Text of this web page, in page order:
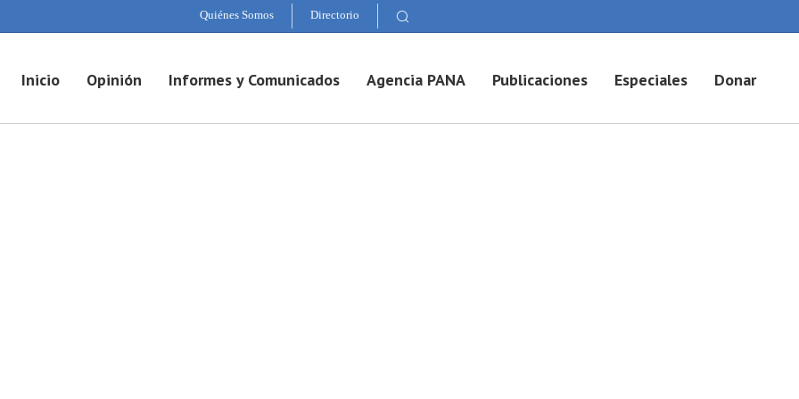
Quiénes Somos Directorio
Inicio Opinión Informes y Comunicados Agencia PANA Publicaciones Especiales Donar